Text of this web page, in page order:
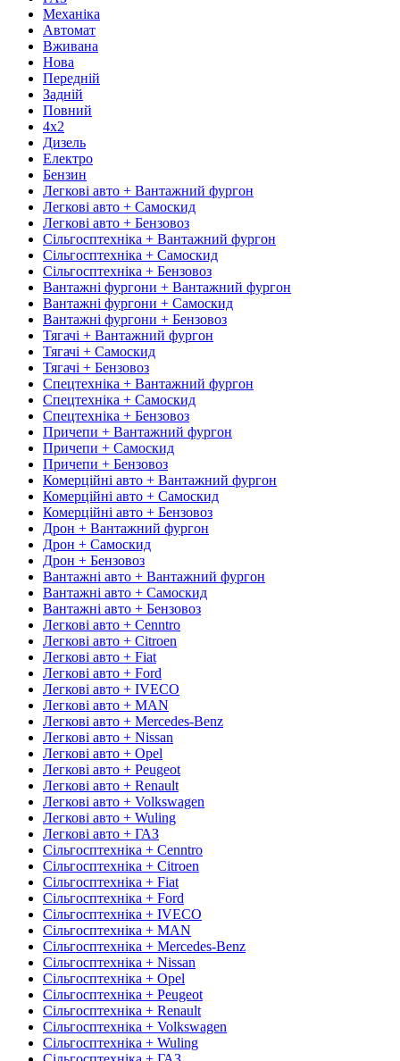
Механіка
Автомат
Вживана
Нова
Передній
Задній
Повний
4х2
Дизель
Електро
Бензин
Легкові авто + Вантажний фургон
Легкові авто + Самоскид
Легкові авто + Бензовоз
Сільгосптехніка + Вантажний фургон
Сільгосптехніка + Самоскид
Сільгосптехніка + Бензовоз
Вантажні фургони + Вантажний фургон
Вантажні фургони + Самоскид
Вантажні фургони + Бензовоз
Тягачі + Вантажний фургон
Тягачі + Самоскид
Тягачі + Бензовоз
Спецтехніка + Вантажний фургон
Спецтехніка + Самоскид
Спецтехніка + Бензовоз
Причепи + Вантажний фургон
Причепи + Самоскид
Причепи + Бензовоз
Комерційні авто + Вантажний фургон
Комерційні авто + Самоскид
Комерційні авто + Бензовоз
Дрон + Вантажний фургон
Дрон + Самоскид
Дрон + Бензовоз
Вантажні авто + Вантажний фургон
Вантажні авто + Самоскид
Вантажні авто + Бензовоз
Легкові авто + Cenntro
Легкові авто + Citroen
Легкові авто + Fiat
Легкові авто + Ford
Легкові авто + IVECO
Легкові авто + MAN
Легкові авто + Mercedes-Benz
Легкові авто + Nissan
Легкові авто + Opel
Легкові авто + Peugeot
Легкові авто + Renault
Легкові авто + Volkswagen
Легкові авто + Wuling
Легкові авто + ГАЗ
Сільгосптехніка + Cenntro
Сільгосптехніка + Citroen
Сільгосптехніка + Fiat
Сільгосптехніка + Ford
Сільгосптехніка + IVECO
Сільгосптехніка + MAN
Сільгосптехніка + Mercedes-Benz
Сільгосптехніка + Nissan
Сільгосптехніка + Opel
Сільгосптехніка + Peugeot
Сільгосптехніка + Renault
Сільгосптехніка + Volkswagen
Сільгосптехніка + Wuling